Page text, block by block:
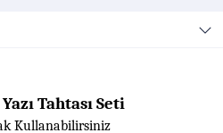
Tahtası Seti
Kullanabilirsiniz